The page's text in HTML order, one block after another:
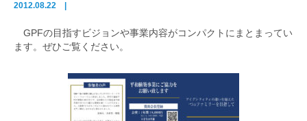
2012.08.22 |
GPFの目指すビジョンや事業内容がコンパクトにまとまってい
ます。ぜひご覧ください。